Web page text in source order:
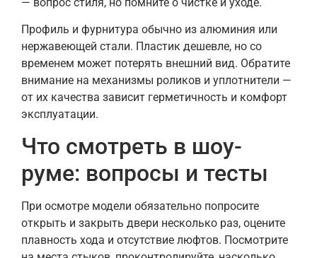
Профиль и фурнитура обычно из алюминия или
нержавеющей стали. Пластик дешевле, но со
временем может потерять внешний вид. Обратите
внимание на механизмы роликов и уплотнители —
от их качества зависит герметичность и комфорт
эксплуатации.
Что смотреть в шоу-
руме: вопросы и тесты
При осмотре модели обязательно попросите
открыть и закрыть двери несколько раз, оцените
плавность хода и отсутствие люфтов. Посмотрите